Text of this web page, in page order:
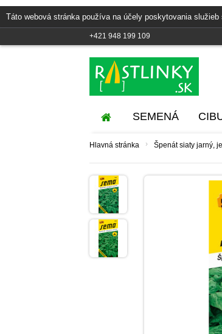
Táto webová stránka používa na účely poskytovania
+421 948 199 109
SEMENÁ
Hlavná stránka › Špenát siaty jarný,